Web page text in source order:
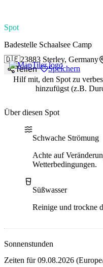
Spot
Badestelle Schaalsee Camp
🇩🇪23883 Sterley, Germany
Teilen
Speichern
Hilf mit, den Spot zu
hinzufügst (z.B.
Über diesen Spot
Water current
Schwache Strömung
Achte auf
Wetterbedingungen.
Water type
Süßwasser
Reinige und trockne
Sonnenstunden
Zeiten für09.08.2026